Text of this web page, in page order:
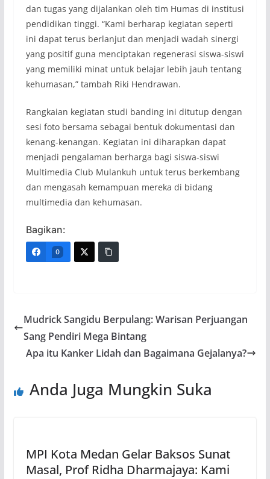
dan tugas yang dijalankan oleh tim Humas di institusi
pendidikan tinggi. “Kami berharap kegiatan seperti
ini dapat terus berlanjut dan menjadi wadah sinergi
yang positif guna menciptakan regenerasi siswa-siswi
yang memiliki minat untuk belajar lebih jauh tentang
kehumasan,” tambah Riki Hendrawan.
Rangkaian kegiatan studi banding ini ditutup dengan
sesi foto bersama sebagai bentuk dokumentasi dan
kenang-kenangan. Kegiatan ini diharapkan dapat
menjadi pengalaman berharga bagi siswa-siswi
Multimedia Club Mulankuh untuk terus berkembang
dan mengasah kemampuan mereka di bidang
multimedia dan kehumasan.
Bagikan:
0
Mudrick Sangidu Berpulang: Warisan Perjuangan
Sang Pendiri Mega Bintang
Apa itu Kanker Lidah dan Bagaimana Gejalanya?
Anda Juga Mungkin Suka
MPI Kota Medan Gelar Baksos Sunat
Masal, Prof Ridha Dharmajaya: Kami